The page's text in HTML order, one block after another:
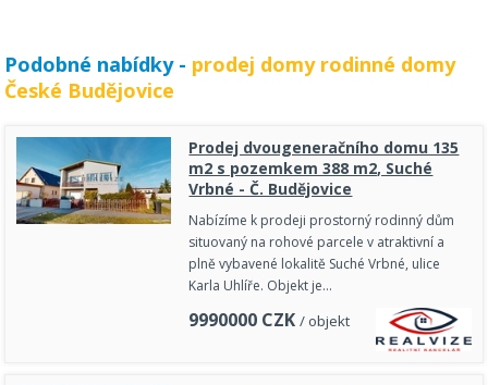
Podobné nabídky - prodej domy rodinné domy
České Budějovice
Prodej dvougeneračního domu 135
m2 s pozemkem 388 m2, Suché
Vrbné - Č. Budějovice
Nabízíme k prodeji prostorný rodinný dům
situovaný na rohové parcele v atraktivní a
plně vybavené lokalitě Suché Vrbné, ulice
Karla Uhlíře. Objekt je…
9990000 CZK / objekt